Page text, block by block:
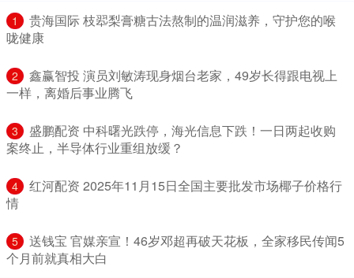
1
​贵海国际 枝翆梨膏糖古法熬制的温润滋养，守护您的喉
咙健康
2
​鑫赢智投 演员刘敏涛现身烟台老家，49岁长得跟电视上
一样，离婚后事业腾飞
3
​盛鹏配资 中科曙光跌停，海光信息下跌！一日两起收购
案终止，半导体行业重组放缓？
4
​红河配资 2025年11月15日全国主要批发市场椰子价格行
情
5
​送钱宝 官媒亲宣！46岁邓超再破天花板，全家移民传闻5
个月前就真相大白